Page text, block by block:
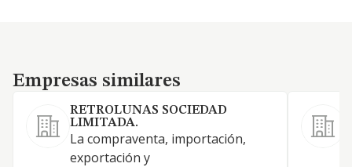
Empresas similares
Empresas similares
RETROLUNAS SOCIEDAD
LIMITADA.
La compraventa, importación,
exportación y